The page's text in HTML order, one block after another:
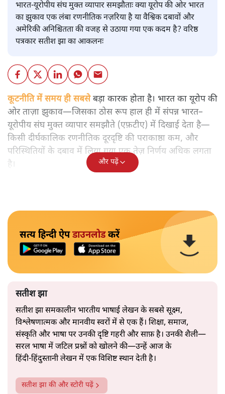
भारत-यूरोपीय संघ मुक्त व्यापार समझौताः क्या यूरोप की ओर भारत
का झुकाव एक लंबा रणनीतिक नज़रिया है या वैश्विक दबावों और
अमेरिकी अनिश्चितता की वजह से उठाया गया एक कदम है? वरिष्ठ
पत्रकार सतीश झा का आकलनः
कूटनीति में समय ही सबसेबड़ा कारक होता है। भारत का यूरोप की
ओर ताज़ा झुकाव—जिसका ठोस रूप हाल ही में संपन्न भारत–
यूरोपीय संघ मुक्त व्यापार समझौते (एफ़टीए) में दिखाई देता है—
किसी दीर्घकालिक रणनीतिक दूरदृष्टि की पराकाष्ठा कम, और
परिस्थितियों के दबाव में लिया गया एक तेज़ निर्णय अधिक लगता
है।
और पढ़ें
सत्य हिन्दी ऐपडाउनलोडकरें
सतीश झा
सतीश झा समकालीन भारतीय भाषाई लेखन के सबसे सूक्ष्म,
विश्लेषणात्मक और मानवीय स्वरों में से एक हैं। शिक्षा, समाज,
संस्कृति और भाषा पर उनकी दृष्टि गहरी और साफ़ है। उनकी शैली—
सरल भाषा में जटिल प्रश्नों को खोलने की—उन्हें आज के
हिंदी‑हिंदुस्तानी लेखन में एक विशिष्ट स्थान देती है।
सतीश झा की और स्टोरी पढ़ें